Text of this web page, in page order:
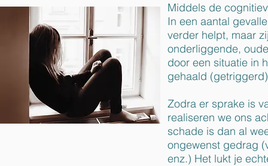
Middels de
In een aantal
verder helpt, maar
onderliggende,
door een situatie in
gehaald
Zodra er sprake is
realiseren we ons
schade is dan al
ongewenst gedrag
enz.) Het lukt je